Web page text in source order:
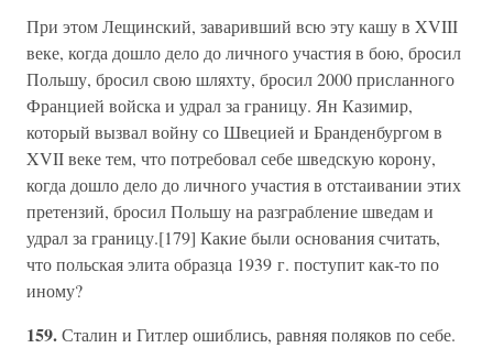
При этом Лещинский, заваривший всю эту кашу в XVIII
веке, когда дошло дело до личного участия в бою, бросил
Польшу, бросил свою шляхту, бросил 2000 присланного
Францией войска и удрал за границу. Ян Казимир,
который вызвал войну со Швецией и Бранденбургом в
XVII веке тем, что потребовал себе шведскую корону,
когда дошло дело до личного участия в отстаивании этих
претензий, бросил Польшу на разграбление шведам и
удрал за границу.[179] Какие были основания считать,
что польская элита образца 1939 г. поступит как-то по
иному?
159.Сталин и Гитлер ошиблись, равняя поляков по себе.